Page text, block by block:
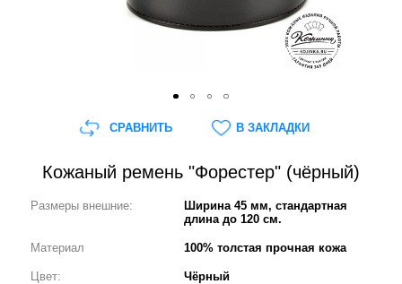
Кожаный ремень "Форестер" (чёрный)
Размеры внешние:
Ширина 45 мм, стандартная
длина до 120 см.
Материал 100% толстая прочная кожа
Цвет: Чёрный
СРАВНИТЬ В ЗАКЛАДКИ